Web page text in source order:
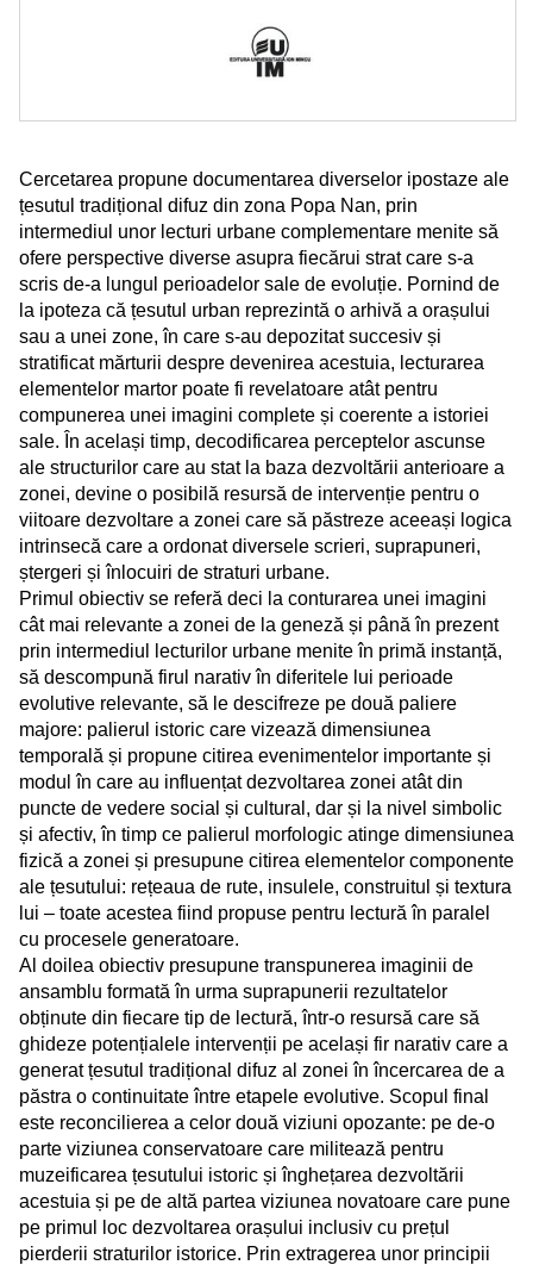
Cercetarea propune documentarea diverselor ipostaze ale
țesutul tradițional difuz din zona Popa Nan, prin
intermediul unor lecturi urbane complementare menite să
ofere perspective diverse asupra fiecărui strat care s-a
scris de-a lungul perioadelor sale de evoluție. Pornind de
la ipoteza că țesutul urban reprezintă o arhivă a orașului
sau a unei zone, în care s-au depozitat succesiv și
stratificat mărturii despre devenirea acestuia, lecturarea
elementelor martor poate fi revelatoare atât pentru
compunerea unei imagini complete și coerente a istoriei
sale. În același timp, decodificarea perceptelor ascunse
ale structurilor care au stat la baza dezvoltării anterioare a
zonei, devine o posibilă resursă de intervenție pentru o
viitoare dezvoltare a zonei care să păstreze aceeași logica
intrinsecă care a ordonat diversele scrieri, suprapuneri,
ștergeri și înlocuiri de straturi urbane.
Primul obiectiv se referă deci la conturarea unei imagini
cât mai relevante a zonei de la geneză și până în prezent
prin intermediul lecturilor urbane menite în primă instanță,
să descompună firul narativ în diferitele lui perioade
evolutive relevante, să le descifreze pe două paliere
majore: palierul istoric care vizează dimensiunea
temporală și propune citirea evenimentelor importante și
modul în care au influențat dezvoltarea zonei atât din
puncte de vedere social și cultural, dar și la nivel simbolic
și afectiv, în timp ce palierul morfologic atinge dimensiunea
fizică a zonei și presupune citirea elementelor componente
ale țesutului: rețeaua de rute, insulele, construitul și textura
lui – toate acestea fiind propuse pentru lectură în paralel
cu procesele generatoare.
Al doilea obiectiv presupune transpunerea imaginii de
ansamblu formată în urma suprapunerii rezultatelor
obținute din fiecare tip de lectură, într-o resursă care să
ghideze potențialele intervenții pe același fir narativ care a
generat țesutul tradițional difuz al zonei în încercarea de a
păstra o continuitate între etapele evolutive. Scopul final
este reconcilierea a celor două viziuni opozante: pe de-o
parte viziunea conservatoare care militează pentru
muzeificarea țesutului istoric și înghețarea dezvoltării
acestuia și pe de altă partea viziunea novatoare care pune
pe primul loc dezvoltarea orașului inclusiv cu prețul
pierderii straturilor istorice. Prin extragerea unor principii